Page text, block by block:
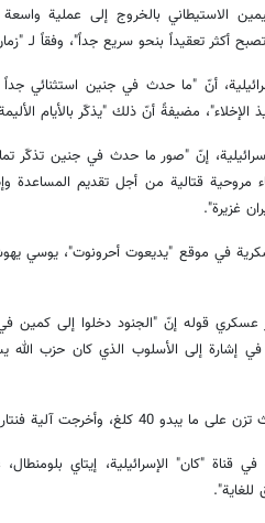
الاستيطاني بالخروج إلى عملية
أكثر تعقيداً بنحو سريع جداً"، وفقاً لـ
أنّ "ما حدث في جنين استثنائي
مضيفةً أنّ ذلك "يذكّر بالأيام
إنّ "صور ما حدث في جنين تذكّر تماماً
قتالية من أجل تقديم المساعدة
غزيرة".
في موقع "يديعوت أحرونوت"، يوسي
عسكري قوله إنّ "الجنود دخلوا إلى
إشارة إلى الأسلوب الذي كان حزب الله
فنتار المحدثة من الخدمة كلياً".
"كان" الإسرائيلية، إيتاي